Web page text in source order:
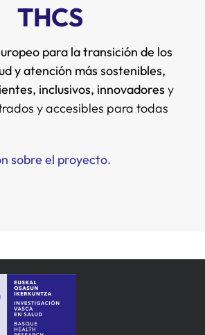
THCS
para la transición de los
y atención más sostenibles,
inclusivos, innovadores y
y accesibles para todas
sobre el proyecto.